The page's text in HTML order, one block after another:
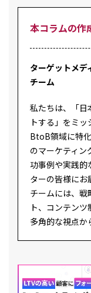
本コラムの作
ターゲットメ
チーム
私たちは、「
トする」をミッ
BtoB領域に特
のマーケティン
功事例や実践的
ターの皆様にお
チームには、戦
ト、コンテンツ
多角的な視点か